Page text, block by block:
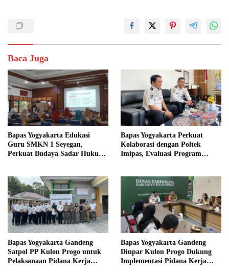
Baca Juga
Bapas Yogyakarta Edukasi
Guru SMKN 1 Seyegan,
Perkuat Budaya Sadar Hukum
Bapas Yogyakarta Perkuat
Kolaborasi dengan Poltek
Imipas, Evaluasi Program
Bapas Yogyakarta Gandeng
Satpol PP Kulon Progo untuk
Pelaksanaan Pidana Kerja
Bapas Yogyakarta Gandeng
Dinpar Kulon Progo Dukung
Implementasi Pidana Kerja